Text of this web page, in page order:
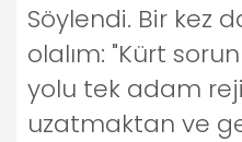
Söylendi. Bir kez
olalım: "Kürt
yolu tek adam
uzatmaktan ve